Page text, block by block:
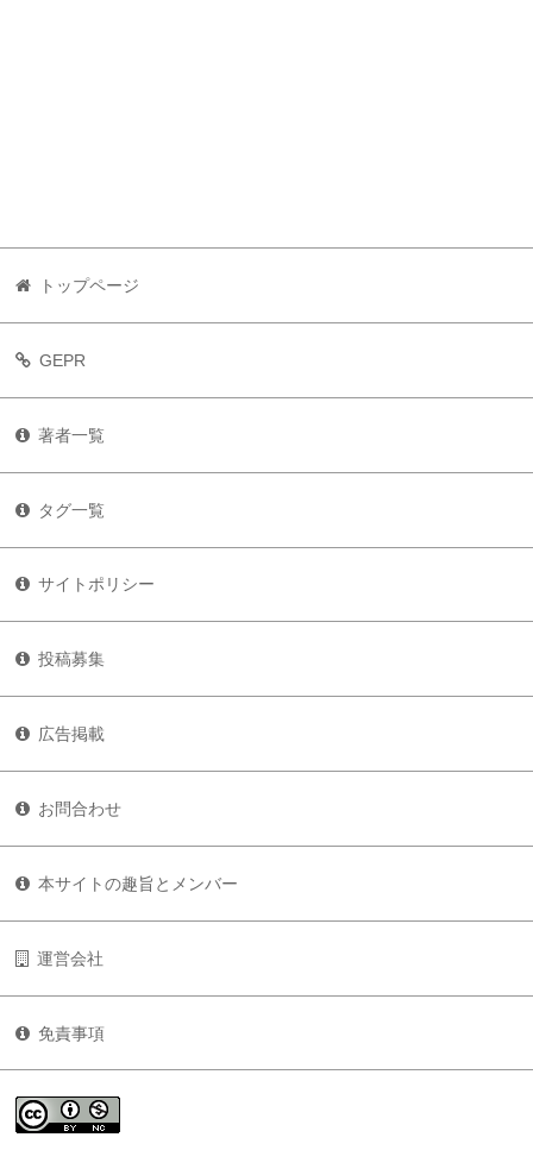
トップページ
GEPR
著者一覧
タグ一覧
サイトポリシー
投稿募集
広告掲載
お問合わせ
本サイトの趣旨とメンバー
運営会社
免責事項